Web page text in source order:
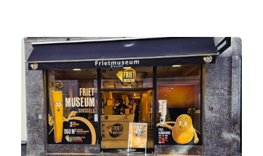
dimanche 23 août ! Vous ne serez pas déçus !Le
programme complet des concerts, animations, sports,
… : Une arche permet d'identifier l'entrée de
l'événement.Un point info est présent près des
entrées.Des zones sanitaires sont à disposition.Des
points d'eau sont mis à disposition.Une vidéo en
langue des signes réalisée par Surdimobil, présente
Voir Musée de la Frite Bruxelles